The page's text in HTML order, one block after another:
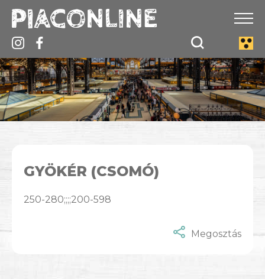
GYÖKÉR (CSOMÓ)
250-280;;;;200-598
Megosztás